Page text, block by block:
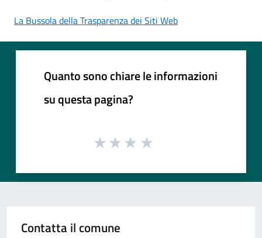
La Bussola della Trasparenza dei Siti Web
Quanto sono chiare le informazioni
su questa pagina?
Contatta il comune